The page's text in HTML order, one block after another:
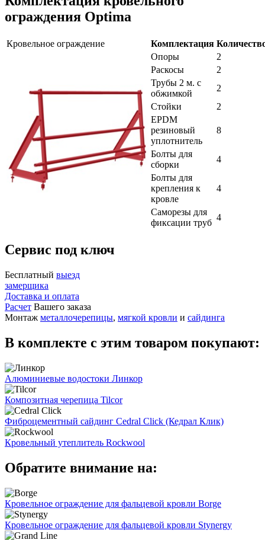
ограждения Optima
Кровельное ограждение Комплектация
Опоры
2
Раскосы
2
Трубы 2 м. с
обжимкой
2
Стойки
2
EPDM
резиновый
уплотнитель
8
Болты для
сборки
4
Болты для
крепления к
кровле
4
Саморезы для
фиксации труб
4
Сервис под ключ
Бесплатный выезд
замерщика
Доставка и оплата
Расчет Вашего заказа
Монтаж металлочерепицы, мягкой кровли и сайдинга
В комплекте с этим товаром покупают:
Алюминиевые водостоки Линкор
Композитная черепица Tilcor
Фиброцементный сайдинг Cedral Click (Кедрал Клик)
Кровельный утеплитель Rockwool
Обратите внимание на:
Кровельное ограждение для фальцевой кровли Borge
Кровельное ограждение для фальцевой кровли Stynergy